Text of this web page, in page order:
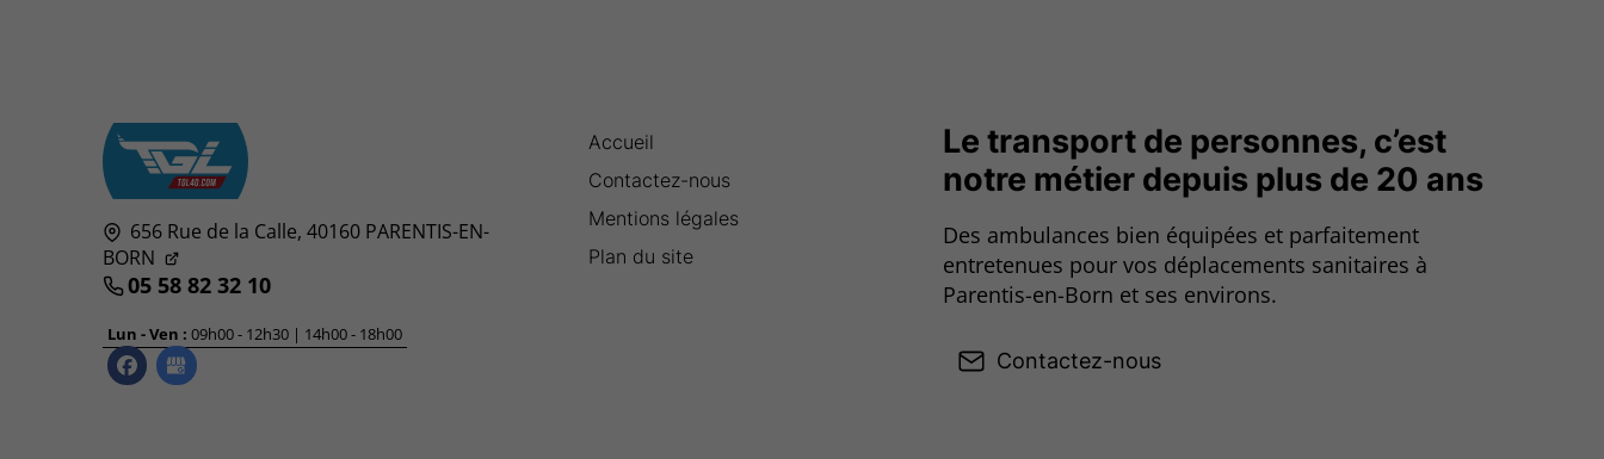
656 Rue de la Calle, 40160 PARENTIS-EN-
BORN
05 58 82 32 10
Lun - Ven : 09h00 - 12h30 | 14h00 - 18h00
Accueil
Contactez-nous
Mentions légales
Plan du site
Le transport de personnes, c’est
notre métier depuis plus de 20 ans
Des ambulances bien équipées et parfaitement
entretenues pour vos déplacements sanitaires à
Parentis-en-Born et ses environs.
Contactez-nous